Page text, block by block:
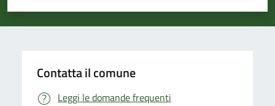
Valuta 5 stelle su 5
Valuta 4 stelle su 5
Valuta 3 stelle su 5
Valuta 2 stelle su 5
Valuta 1 stelle su 5
Contatta il comune
Leggi le domande frequenti